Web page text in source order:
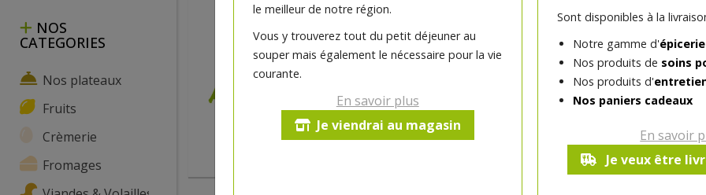
NOS
CATEGORIES
Nos plateaux
Fruits
Crèmerie
Fromages
le meilleur de notre région.
Vous y trouverez tout du petit déjeuner au
souper mais également le nécessaire pour la vie
courante.
En savoir plus
Je viendrai au magasin
Sont disponibles à la
Notre gamme d'
Nos produits de soins
Nos produits d'
Nos paniers cadeaux
En savoir
Je veux être
Crème glacée nougat
Ce produit est indisponible pour